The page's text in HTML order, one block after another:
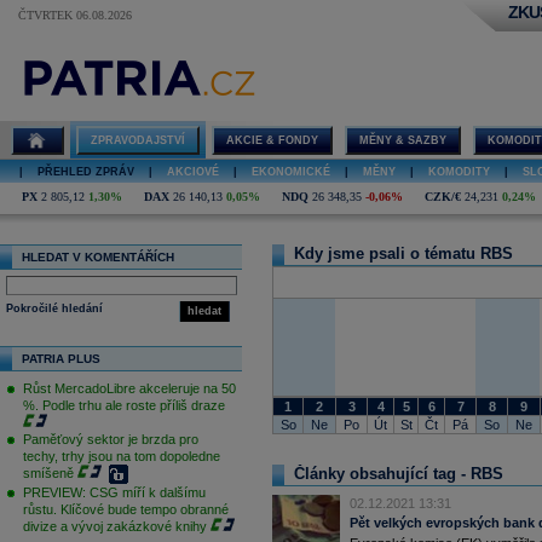
ČTVRTEK 06.08.2026
ZPRAVODAJSTVÍ AKCIE & FONDY MĚNY & SAZBY
PŘEHLED ZPRÁV AKCIOVÉ EKONOMICKÉ MĚNY KOMODITY
PX 2 805,12 1,30% DAX 26 140,13 0,05% NDQ 26 348,35 -0,06% CZK/€ 24,231 0,24%
HLEDAT V KOMENTÁŘÍCH
hledat
Pokročilé hledání
PATRIA PLUS
Růst MercadoLibre akceleruje na 50
%. Podle trhu ale roste příliš draze
Paměťový sektor je brzda pro
techy, trhy jsou na tom dopoledne
smíšeně
PREVIEW: CSG míří k dalšímu
růstu. Klíčové bude tempo obranné
divize a vývoj zakázkové knihy
Kdy jsme psali o tématu RBS
1 2 3 4 5 6 7 8
9
So
Ne Po Út St Čt Pá So Ne
Články obsahující tag - RBS
02.12.2021 13:31
Pět velkých evropských